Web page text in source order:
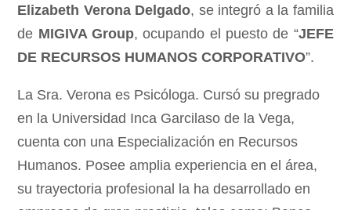
Elizabeth Verona Delgado, se integró a la familia
de MIGIVA Group, ocupando el puesto de “JEFE
DE RECURSOS HUMANOS CORPORATIVO”.
La Sra. Verona es Psicóloga. Cursó su pregrado
en la Universidad Inca Garcilaso de la Vega,
cuenta con una Especialización en Recursos
Humanos. Posee amplia experiencia en el área,
su trayectoria profesional la ha desarrollado en